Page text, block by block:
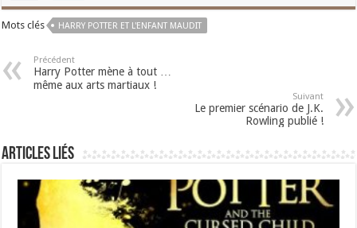
Mots clés HARRY POTTER ET L'ENFANT MAUDIT
Précédent
Harry Potter mène à tout …
même aux arts martiaux !
Suivant
Le premier scénario de J.K.
Rowling publié !
Articles liés